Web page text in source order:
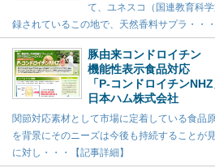
て、ユネスコ（国連教育科
録されているこの地で、天然香料サプラ・・
豚由来コンドロイチン
機能性表示食品対応
「P-コンドロイチンNHZ
日本ハム株式会社
関節対応素材として市場に定着している食品
を背景にそのニーズは今後も持続することが
に対し・・・【記事詳細】